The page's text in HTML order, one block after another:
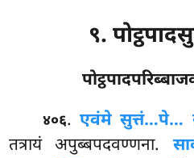
९.
४०६.एवंमे सुत्तं…पे…
तत्रायं अपुब्बपदवण्णना.